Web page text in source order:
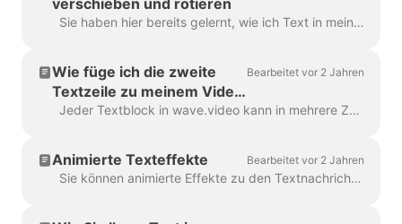
verschieben und rotieren
Sie haben hier bereits gelernt, wie ich Text in mein Video einfüge. Hier geht es um das Verschieben von zwei oder mehr Textblöcken im Video in Wave.video ...
Wie füge ich die zweite
Textzeile zu meinem Video
hinzu?
Bearbeitet vor 2 Jahren
Jeder Textblock in wave.video kann in mehrere Zeilen mit unterschiedlicher Größe, Farbe und Dekoration aufgeteilt werden. Um eine Zeile hinzuzufügen, wählen Sie Ihren Text aus. Wenn Sie ...
Animierte Texteffekte Bearbeitet vor 2 Jahren
Sie können animierte Effekte zu den Textnachrichten in Ihrem Video hinzufügen, um sie ansprechender und auffälliger zu gestalten. Sobald Sie Text zu Ihrem Video hinzugefügt haben, ...